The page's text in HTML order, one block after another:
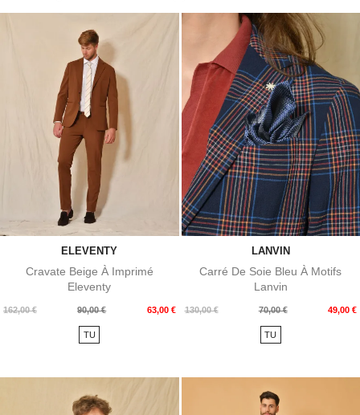
ELEVENTY
Cravate Beige À Imprimé
Eleventy
162,00 €
Prix
90,00 € 63,00 €
Prix
TU
LANVIN
Carré De Soie Bleu À Motifs
Lanvin
130,00 €
Prix
70,00 € 49,00 €
Prix
TU